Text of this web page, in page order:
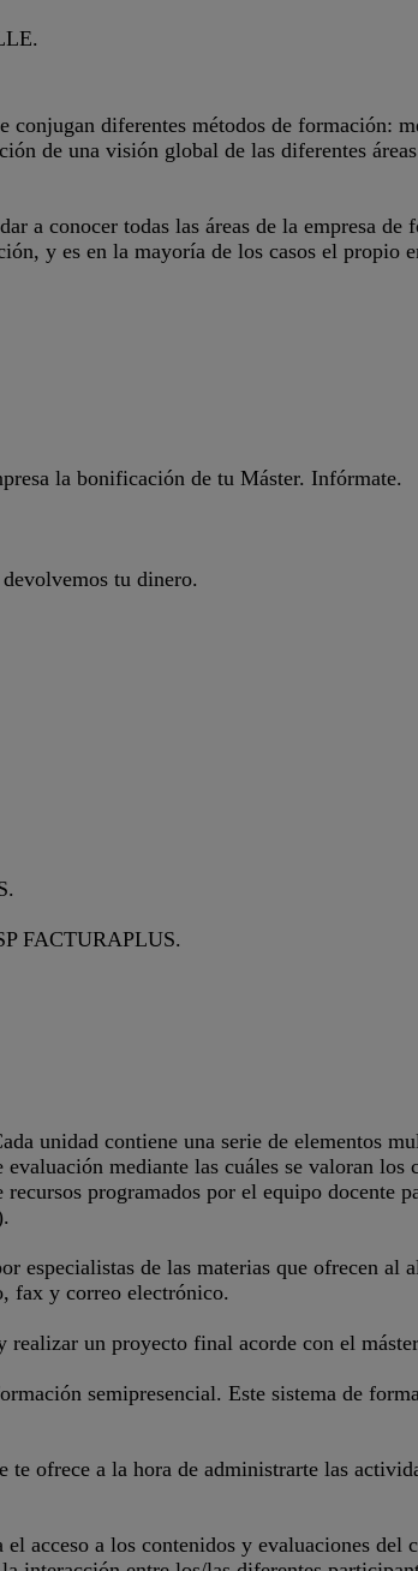
diferentes métodos de formación:
de una visión global de las diferentes
a conocer todas las áreas de la empresa
y es en la mayoría de los casos el propio
la bonificación de tu Máster. Infórmate.
tu dinero.
FACTURAPLUS.
unidad contiene una serie de elementos
mediante las cuáles se valoran
programados por el equipo docente
especialistas de las materias que ofrecen al
fax y correo electrónico.
realizar un proyecto final acorde con el
semipresencial. Este sistema de
ofrece a la hora de administrarte las
acceso a los contenidos y evaluaciones del